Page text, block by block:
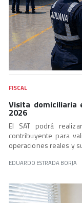
FISCAL
Visita domiciliaria
2026
El SAT podrá
contribuyente para
operaciones reales y
EDUARDO ESTRADA BORJA